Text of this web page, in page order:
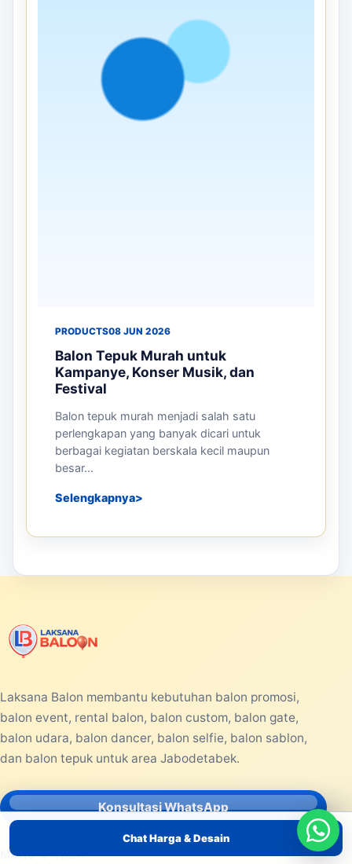
PRODUCTS08 JUN 2026
Balon Tepuk Murah untuk
Kampanye, Konser Musik, dan
Festival
Balon tepuk murah menjadi salah satu
perlengkapan yang banyak dicari untuk
berbagai kegiatan berskala kecil maupun
besar...
Selengkapnya
Chat Harga & Desain
Laksana Balon membantu kebutuhan balon promosi,
balon event, rental balon, balon custom, balon gate,
balon udara, balon dancer, balon selfie, balon sablon,
dan balon tepuk untuk area Jabodetabek.
Konsultasi WhatsApp
MENU UTAMA